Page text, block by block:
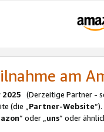
am
(Derzeitige Partner -
(die „Partner-Website
“ oder „uns“ oder